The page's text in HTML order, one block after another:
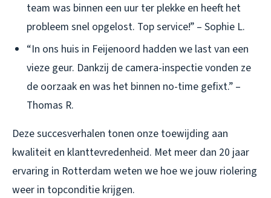
team was binnen een uur ter plekke en heeft het
probleem snel opgelost. Top service!” – Sophie L.
“In ons huis in Feijenoord hadden we last van een
vieze geur. Dankzij de camera-inspectie vonden ze
de oorzaak en was het binnen no-time gefixt.” –
Thomas R.
Deze succesverhalen tonen onze toewijding aan
kwaliteit en klanttevredenheid. Met meer dan 20 jaar
ervaring in Rotterdam weten we hoe we jouw riolering
weer in topconditie krijgen.